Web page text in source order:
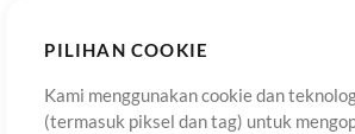
PILIHAN COOKIE
Kami menggunakan cookie dan
(termasuk piksel dan tag) untuk
Kota